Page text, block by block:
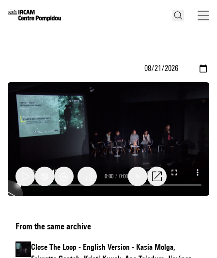
The
Loop
-
0:00 / 0:00
From the same archive
Close The Loop - English Version - Kasia Molga,